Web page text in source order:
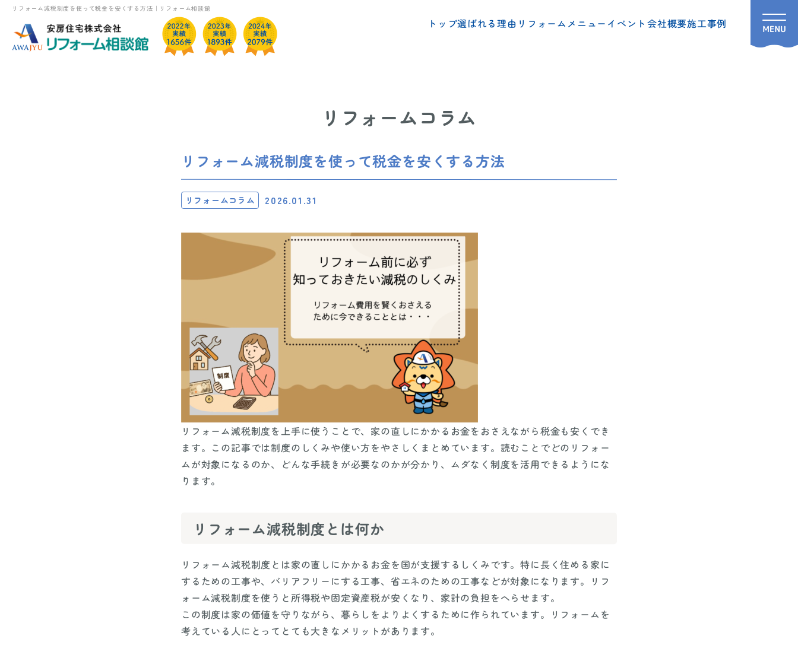
リフォーム減税制度を使って税金を安くする方法｜リフォーム相談館
トップ選ばれる理由 リフォームメニュー イベント 会社概要施工事例
リフォームコラム
リフォーム減税制度を使って税金を安くする方法
リフォームコラム 2026.01.31
リフォーム減税制度を上手に使うことで、家の直しにかかるお金をおさえながら税金も安くでき
ます。この記事では制度のしくみや使い方をやさしくまとめています。読むことでどのリフォー
ムが対象になるのか、どんな手続きが必要なのかが分かり、ムダなく制度を活用できるようにな
ります。
リフォーム減税制度とは何か
リフォーム減税制度とは家の直しにかかるお金を国が支援するしくみです。特に長く住める家に
するための工事や、バリアフリーにする工事、省エネのための工事などが対象になります。リフ
ォーム減税制度を使うと所得税や固定資産税が安くなり、家計の負担をへらせます。
この制度は家の価値を守りながら、暮らしをよりよくするために作られています。リフォームを
考えている人にとってとても大きなメリットがあります。